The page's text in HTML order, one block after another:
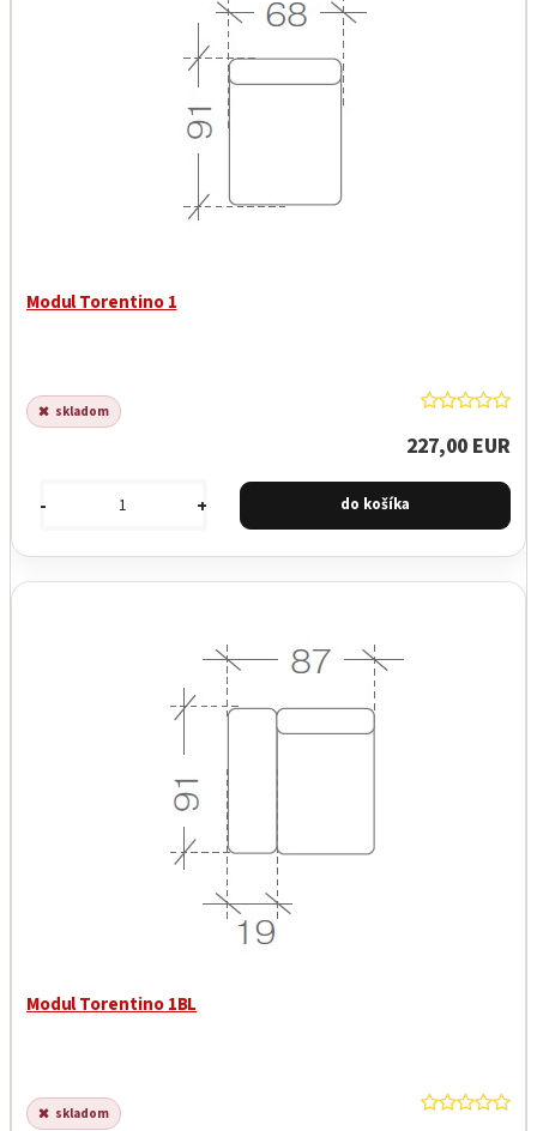
Modul Torentino 1
227,00 EUR
skladom
- +
Modul Torentino 1BL
skladom